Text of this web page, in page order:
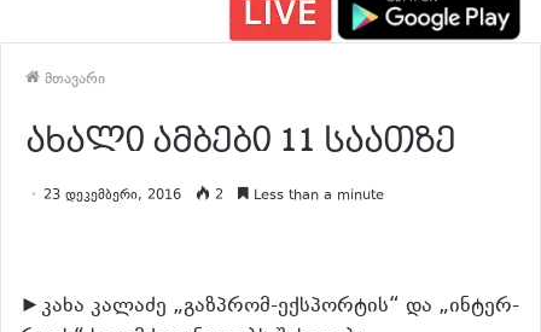
მთავარი
ახალი ამბები 11 საათზე
23 დეკემბერი, 2016 2 Less than a minute
►კახა კალაძე „გაზპრომ-ექსპორტის“ და „ინტერ-